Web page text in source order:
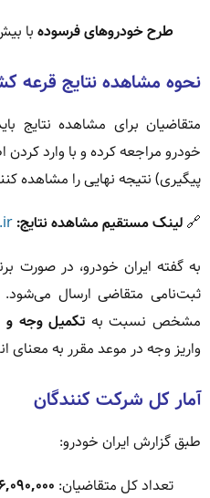
طرح خودروهای فرسوده با بیش از ۷۷
نحوه مشاهده نتایج قرعه
متقاضیان برای مشاهده نتایج
خودرو مراجعه کرده و با وارد
پیگیری) نتیجه نهایی را مشاهده
🔗 لینک مستقیم مشاهده نتایج:
به گفته ایران خودرو، در صورت
ثبت‌نامی متقاضی ارسال می‌شود.
مشخص نسبت به تکمیل وجه و
واریز وجه در موعد مقرر به معنای
آمار کل شرکت کنندگان
طبق گزارش ایران خودرو:
تعداد کل متقاضیان: ۶,۰۹۰,۰۰۰